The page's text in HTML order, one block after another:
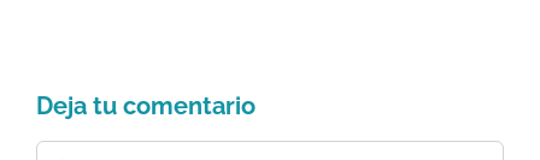
Deja tu comentario